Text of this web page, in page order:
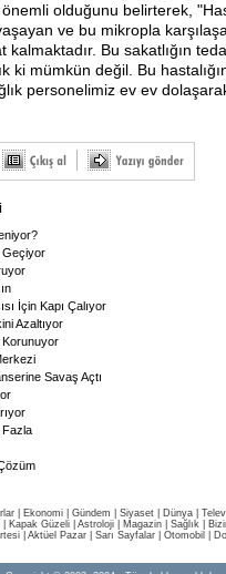
önemli olduğunu belirterek,
ve bu mikropla
Bu sakatlığın
ki mümkün değil. Bu
personelimiz ev ev
Geçiyor
İçin Kapı Çalıyor
Azaltıyor
Korunuyor
Savaş Açtı
Fazla
Ekonomi Gündem Siyaset Dünya |
Kapak Güzeli Astroloji Magazin Sağlık
| Aktüel Pazar| Sarı Sayfalar| Otomobil